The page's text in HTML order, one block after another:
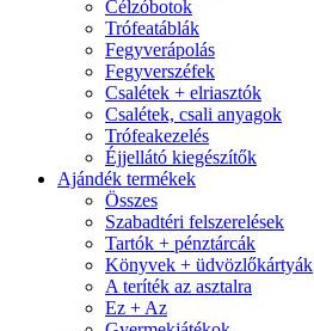
Célzóbotok
Trófeatáblák
Fegyverápolás
Fegyverszéfek
Csalétek + elriasztók
Csalétek, csali anyagok
Trófeakezelés
Éjjellátó kiegészítők
Ajándék termékek
Összes
Szabadtéri felszerelések
Tartók + pénztárcák
Könyvek + üdvözlőkártyák
A teríték az asztalra
Ez + Az